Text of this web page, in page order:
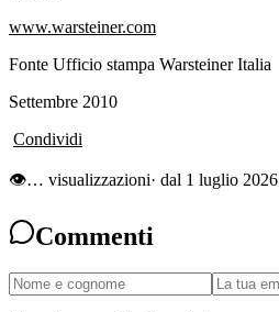
www.warsteiner.com
Fonte Ufficio stampa Warsteiner Italia
Settembre 2010
Condividi
👁… visualizzazioni· dal 1 luglio 2026
Commenti